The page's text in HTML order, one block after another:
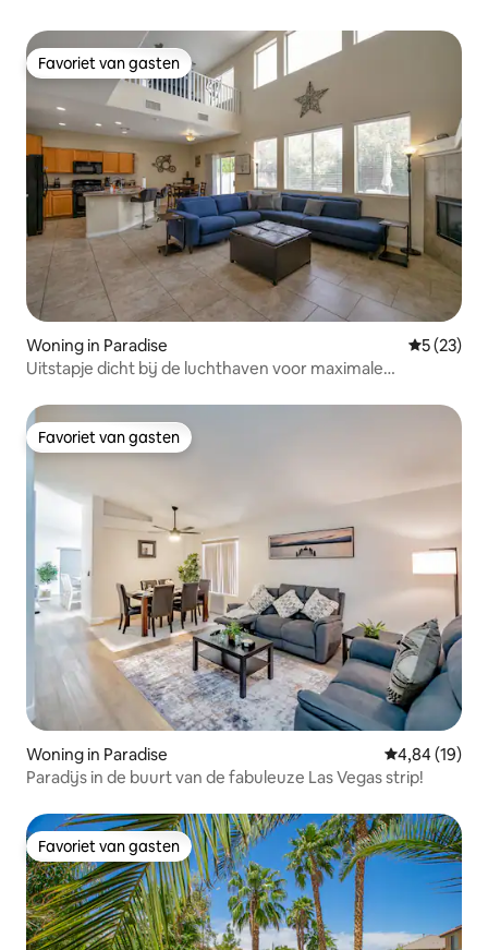
Favoriet van gasten
Favoriet van gasten
Woning in Paradise
5 (23)
Uitstapje dicht bij de luchthaven voor maximale
Favoriet van gasten
Favoriet van gasten
Woning in Paradise Gemiddelde
4,84 (19)
Paradijs in de buurt van de fabuleuze Las Vegas strip!
Favoriet van gasten
Favoriet van gasten